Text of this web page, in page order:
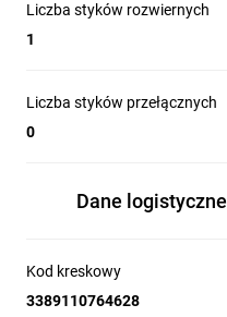
Liczba styków rozwiernych
1
Liczba styków przełącznych
0
Dane logistyczne
Kod kreskowy
3389110764628